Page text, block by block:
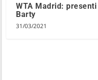
WTA Madrid:
Barty
31/03/2021